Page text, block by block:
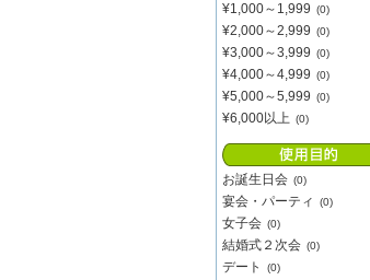
¥1,000～1,999 (0)
¥2,000～2,999 (0)
¥3,000～3,999 (0)
¥4,000～4,999 (0)
¥5,000～5,999 (0)
¥6,000以上 (0)
お誕生日会 (0)
宴会・パーティ (0)
女子会 (0)
結婚式２次会 (0)
デート (0)